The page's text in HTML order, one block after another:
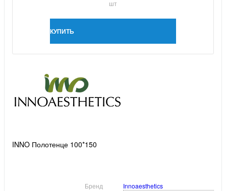
шт
КУПИТЬ
INNO Полотенце 100*150
Бренд
Innoaesthetics